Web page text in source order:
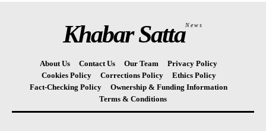
Khabar SattaNews
About Us Contact Us Our Team
Privacy Policy
Cookies Policy
Corrections Policy
Ethics Policy
Fact-Checking Policy
Ownership & Funding Information
Terms & Conditions